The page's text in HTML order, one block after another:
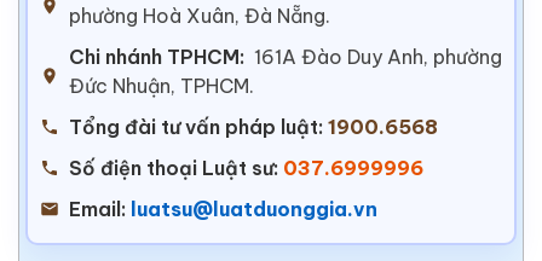
phường Hoà Xuân, Đà Nẵng.
Chi nhánh TPHCM: 161A Đào Duy Anh, phường
Đức Nhuận, TPHCM.
Tổng đài tư vấn pháp luật: 1900.6568
Số điện thoại Luật sư: 037.6999996
Email: luatsu@luatduonggia.vn